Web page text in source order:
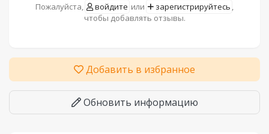
Пожалуйста, войдите или зарегистрируйтесь ,
чтобы добавлять отзывы.
Добавить в избранное
Обновить информацию